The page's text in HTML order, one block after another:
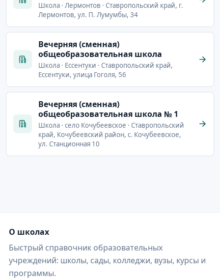
Школа · Лермонтов · Ставропольский край, г.
Лермонтов, ул. П. Лумумбы, 34
Вечерняя (сменная)
общеобразовательная школа
Школа · Ессентуки · Ставропольский край,
Ессентуки, улица Гоголя, 56
Вечерняя (сменная)
общеобразовательная школа № 1
Школа · село Кочубеевское · Ставропольский
край, Кочубеевский район, с. Кочубеевское,
ул. Станционная 10
О школах
Быстрый справочник образовательных
учреждений: школы, сады, колледжи, вузы, курсы и
программы.